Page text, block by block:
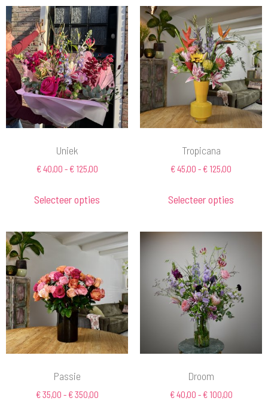
Uniek
€40,00 -€125,00
Selecteer opties
Tropicana
€45,00 -€ 125,00
Selecteer opties
Passie
€35,00 -€350,00
Droom
€40,00 -€100,00